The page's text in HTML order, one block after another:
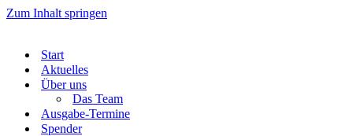
Zum Inhalt springen
Start
Aktuelles
Über uns
Das Team
Ausgabe-Termine
Spender